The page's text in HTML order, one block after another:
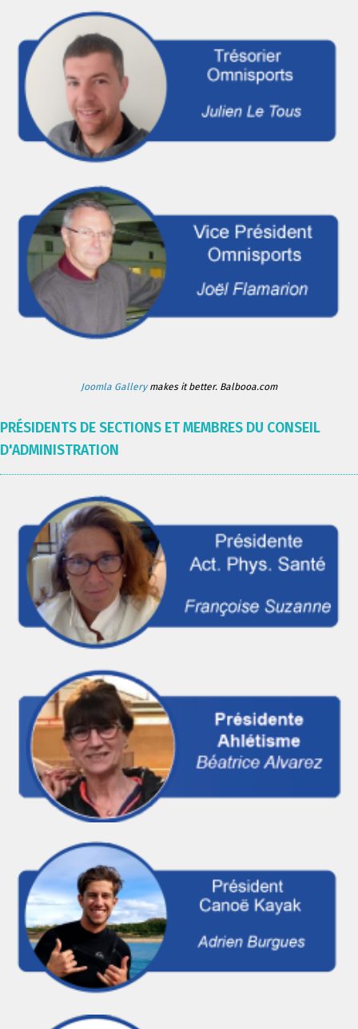
Joomla Gallerymakes it better. Balbooa.com
PRÉSIDENTS DE SECTIONS ET MEMBRES DU CONSEIL
D'ADMINISTRATION